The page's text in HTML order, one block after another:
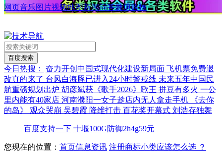
网页音乐图片视频地图新闻问答微博购物
今日热搜： 奋力开创中国式现代化建设新局面 飞机票免费退
改真的来了 台风白海豚已进入24小时警戒线 未来五年中国民
航重磅规划出炉 胡彦斌获《歌手2026》歌王 拼豆有多火 一公
里内能有40家店 河南濮阳一女子趁店内无人拿走手机
《去你
的岛》 观众哭崩 吴碧霞 降维打击 百花奖开幕式 刘浩存独舞
百度支持一下 十堰100G防御2h4g59元
您现在的位置： 首页信息资讯 注册商标小类应该怎么选 ？